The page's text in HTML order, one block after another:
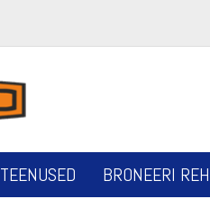
TEENUSED BRONEERI